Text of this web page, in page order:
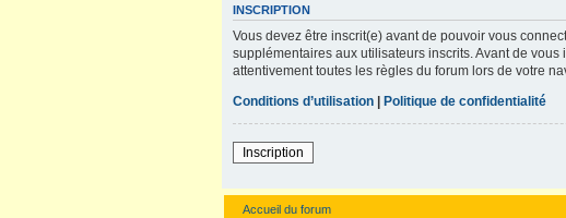
INSCRIPTION
Vous devez être inscrit(e) avant de pouvoir vous
supplémentaires aux utilisateurs inscrits. Avant de
attentivement toutes les règles du forum lors de votre
Conditions d’utilisation | Politique de confidentialité
Inscription
Accueil du forum